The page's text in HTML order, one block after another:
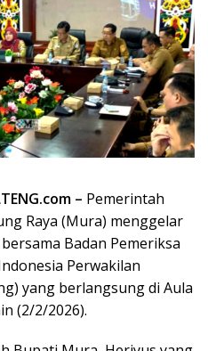
– Pemerintah
Raya (Mura) menggelar
Badan Pemeriksa
Perwakilan
yang berlangsung di Aula
(2/2/2026).